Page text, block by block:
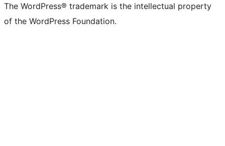
The WordPress® trademark is the intellectual property
of the WordPress Foundation.